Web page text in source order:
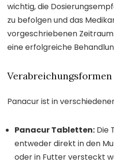
wichtig, die
zu befolgen und das
vorgeschriebenen
eine erfolgreiche
Verabreichungsformen
Panacur ist in
Panacur Tabletten: Die
entweder direkt in den
oder in Futter versteckt